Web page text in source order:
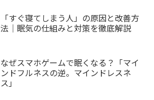
「すぐ寝てしまう人」の原因と改善方
法｜眠気の仕組みと対策を徹底解説
なぜスマホゲームで眠くなる？「マイ
ンドフルネスの逆。マインドレスネ
ス」